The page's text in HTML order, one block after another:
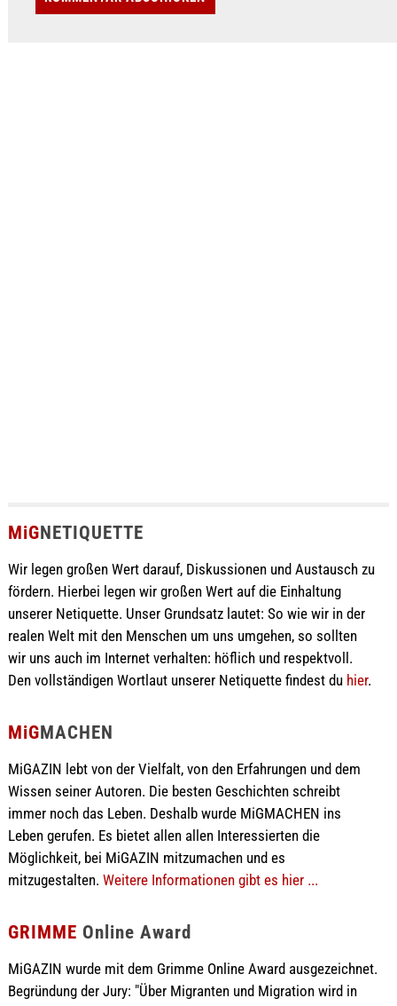
MiGNETIQUETTE
Wir legen großen Wert darauf, Diskussionen und Austausch zu
fördern. Hierbei legen wir großen Wert auf die Einhaltung
unserer Netiquette. Unser Grundsatz lautet: So wie wir in der
realen Welt mit den Menschen um uns umgehen, so sollten
wir uns auch im Internet verhalten: höflich und respektvoll.
Den vollständigen Wortlaut unserer Netiquette findest du hier.
MiGMACHEN
MiGAZIN lebt von der Vielfalt, von den Erfahrungen und dem
Wissen seiner Autoren. Die besten Geschichten schreibt
immer noch das Leben. Deshalb wurde MiGMACHEN ins
Leben gerufen. Es bietet allen allen Interessierten die
Möglichkeit, bei MiGAZIN mitzumachen und es
mitzugestalten. Weitere Informationen gibt es hier ...
GRIMME Online Award
MiGAZIN wurde mit dem Grimme Online Award ausgezeichnet.
Begründung der Jury: "Über Migranten und Migration wird in